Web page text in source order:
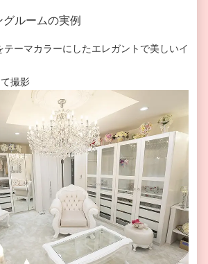
ルームの実例
テーマカラーにしたエレガントで美しいイ
撮影